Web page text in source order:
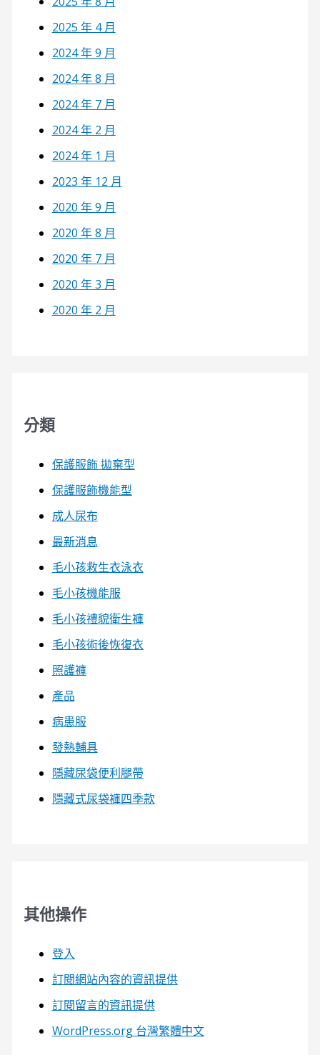
2025 年 4 月
2024 年 9 月
2024 年 8 月
2024 年 7 月
2024 年 2 月
2024 年 1 月
2023 年 12 月
2020 年 9 月
2020 年 8 月
2020 年 7 月
2020 年 3 月
2020 年 2 月
分類
保護服飾 拋棄型
保護服飾機能型
成人尿布
最新消息
毛小孩救生衣泳衣
毛小孩機能服
毛小孩禮貌衛生褲
毛小孩術後恢復衣
照護褲
產品
病患服
發熱輔具
隱藏尿袋便利腿帶
隱藏式尿袋褲四季款
其他操作
登入
訂閱網站內容的資訊提供
訂閱留言的資訊提供
WordPress.org 台灣繁體中文